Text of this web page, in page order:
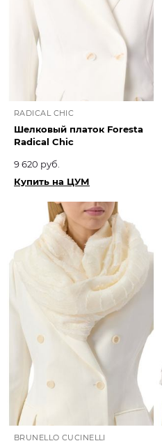
RADICAL CHIC
Шелковый платок Foresta
Radical Chic
9 620 руб.
Купить на ЦУМ
BRUNELLO CUCINELLI